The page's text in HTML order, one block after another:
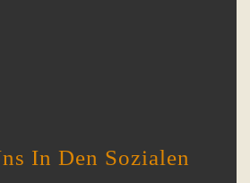
In Den Sozialen